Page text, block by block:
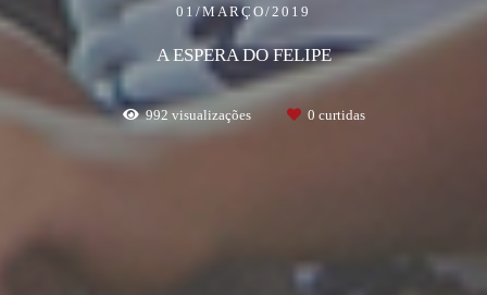
01/MARÇO/2019
A ESPERA DO FELIPE
992visualizações 0 curtidas